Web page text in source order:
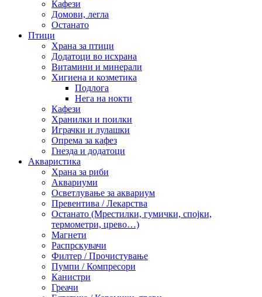
Кафези
Домови, легла
Останато
Птици
Храна за птици
Додатоци во исхрана
Витамини и минерали
Хигиена и козметика
Подлога
Нега на нокти
Кафези
Хранилки и поилки
Играчки и лулашки
Опрема за кафез
Гнезда и додатоци
Акваристика
Храна за риби
Аквариуми
Осветлување за аквариум
Превентива / Лекарства
Останато (Мрестилки, гумички, спојки,
термометри, црево…)
Магнети
Распрскувачи
Филтер / Прочистување
Пумпи / Компресори
Канистри
Греачи